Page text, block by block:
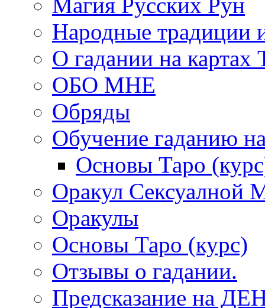
Магия Русских Рун
Народные традиции
О гадании на картах
ОБО МНЕ
Обряды
Обучение гаданию
Основы Таро
Оракул Сексуалной
Оракулы
Основы Таро (курс)
Отзывы о гадании.
Предсказание на